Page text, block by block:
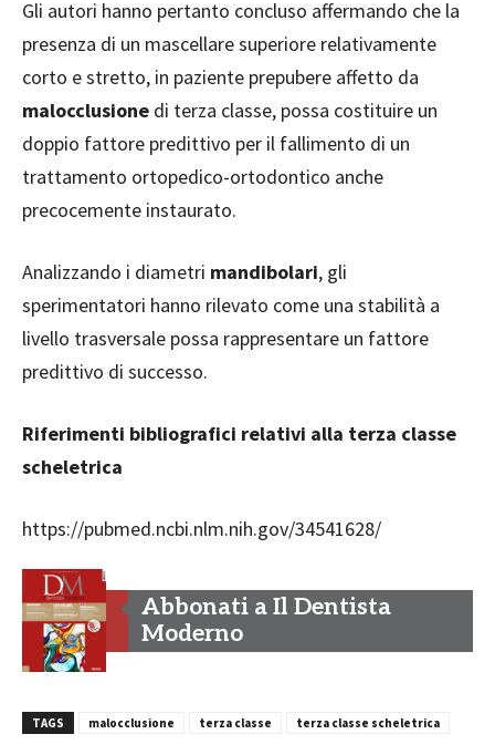
Gli autori hanno pertanto concluso affermando che la
presenza di un mascellare superiore relativamente
corto e stretto, in paziente prepubere affetto da
malocclusione di terza classe, possa costituire un
doppio fattore predittivo per il fallimento di un
trattamento ortopedico-ortodontico anche
precocemente instaurato.
Analizzando i diametri mandibolari, gli
sperimentatori hanno rilevato come una stabilità a
livello trasversale possa rappresentare un fattore
predittivo di successo.
Riferimenti bibliografici relativi alla terza classe
scheletrica
https://pubmed.ncbi.nlm.nih.gov/34541628/
Abbonati a Il Dentista
Moderno
TAGS malocclusione terza classe terza classe scheletrica